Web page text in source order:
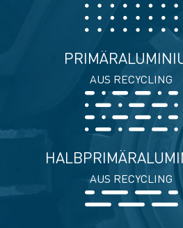
AUS RECYCLING
AUS RECYCLING